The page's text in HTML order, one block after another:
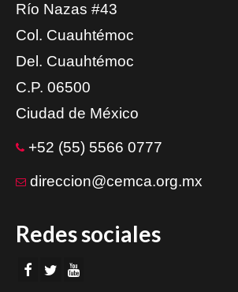
Río Nazas #43
Col. Cuauhtémoc
Del. Cuauhtémoc
C.P. 06500
Ciudad de México
+52 (55) 5566 0777
direccion@cemca.org.mx
Redes sociales